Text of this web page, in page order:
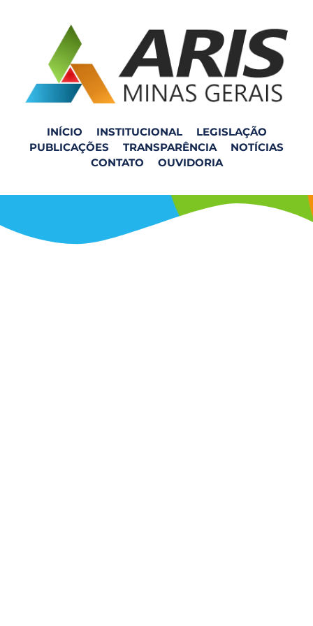
INÍCIO INSTITUCIONAL
LEGISLAÇÃO
PUBLICAÇÕES
TRANSPARÊNCIA
NOTÍCIAS
CONTATO
OUVIDORIA
SMRS: Reunião com o